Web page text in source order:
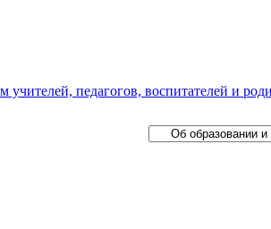
педагогов, воспитателей и